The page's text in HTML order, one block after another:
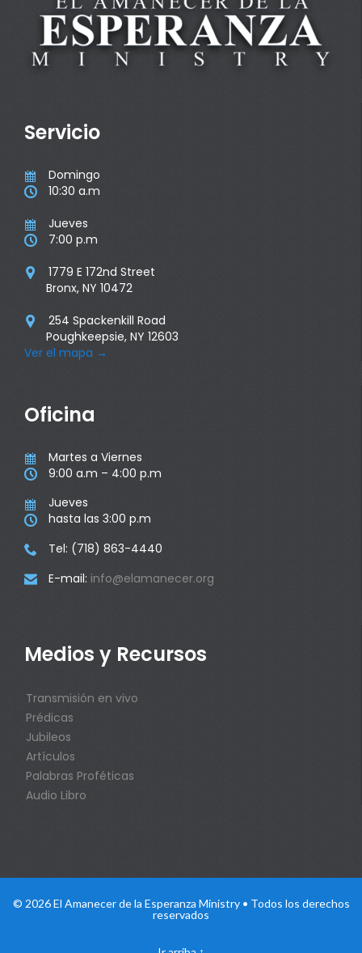
Servicio
 Domingo
 10:30 a.m
 Jueves
 7:00 p.m

1779 E 172nd Street
Bronx, NY 10472

254 Spackenkill Road
Poughkeepsie, NY 12603
Ver el mapa →
Oficina
 Martes a Viernes
 9:00 a.m – 4:00 p.m
 Jueves
 hasta las 3:00 p.m
 Tel: (718) 863-4440
 E-mail: info@elamanecer.org
Medios y Recursos
Transmisión en vivo
Prédicas
Jubileos
Artículos
Palabras Proféticas
Audio Libro
© 2026 El Amanecer de la Esperanza Ministry • Todos los derechos
reservados